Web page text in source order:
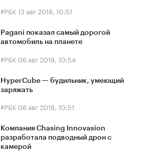
#РБК13 авг 2018, 10:51
Pagani показал самый дорогой
автомобиль на планете
#РБК 06 авг 2018, 10:54
HyperCube — будильник, умеющий
заряжать
#РБК 06 авг 2018, 10:51
Компания Chasing Innovasion
разработала подводный дрон с
камерой